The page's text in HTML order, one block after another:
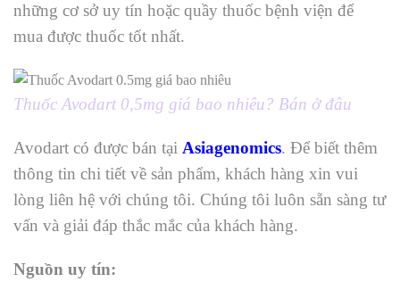
những cơ sở uy tín hoặc quầy thuốc bệnh viện để
mua được thuốc tốt nhất.
Thuốc Avodart 0,5mg giá bao nhiêu? Bán ở đâu
Avodart có được bán tại Asiagenomics. Để biết thêm
thông tin chi tiết về sản phẩm, khách hàng xin vui
lòng liên hệ với chúng tôi. Chúng tôi luôn sẵn sàng tư
vấn và giải đáp thắc mắc của khách hàng.
Nguồn uy tín: